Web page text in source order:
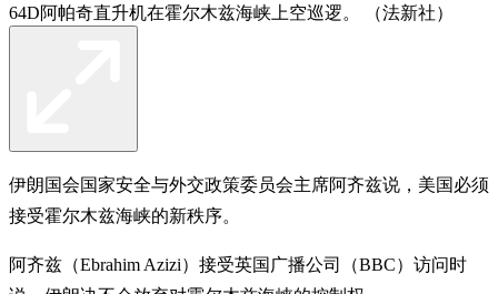
64D阿帕奇直升机在霍尔木兹海峡上空巡逻。 （法新社）
伊朗国会国家安全与外交政策委员会主席阿齐兹说，美国必须
接受霍尔木兹海峡的新秩序。
阿齐兹（Ebrahim Azizi）接受英国广播公司（BBC）访问时